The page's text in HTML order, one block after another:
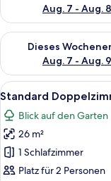
Aug. 7 - Aug. 8
Dieses
Aug. 7 - Aug. 9
Überprüfe die
Alle
Fotos
für
Standard
Doppelzimmer
anzeigen
23
Standard
Blick auf den Garten
26 m²
1 Schlafzimmer
Platz für 2 Personen